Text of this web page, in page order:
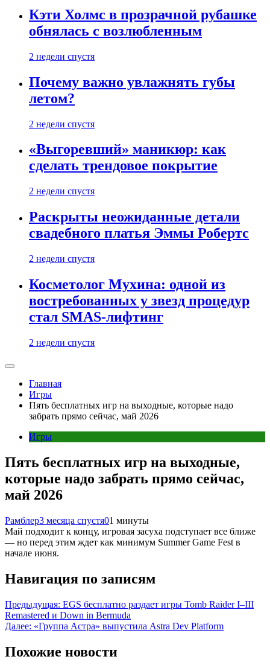
Кэти Холмс в прозрачной рубашке
обнялась с возлюбленным
2 недели спустя
Почему важно увлажнять губы
летом?
2 недели спустя
«Выгоревший» маникюр: как
сделать трендовое покрытие
2 недели спустя
Раскрыты неожиданные детали
свадебного платья Эммы Робертс
2 недели спустя
Косметолог Мухина: одной из
востребованных у звезд процедур
стал SMAS-лифтинг
2 недели спустя
Главная
Игры
Пять бесплатных игр на выходные, которые надо
забрать прямо сейчас, май 2026
Игры
Пять бесплатных игр на выходные,
которые надо забрать прямо сейчас,
май 2026
Рамблер3 месяца спустя01 минуты
Май подходит к концу, игровая засуха подступает все ближе
— но перед этим ждет как минимум Summer Game Fest в
начале июня.
Навигация по записям
Предыдущая: EGS бесплатно раздает игры Tomb Raider I–III
Remastered и Down in Bermuda
Далее: «Группа Астра» выпустила Astra Dev Platform
Похожие новости